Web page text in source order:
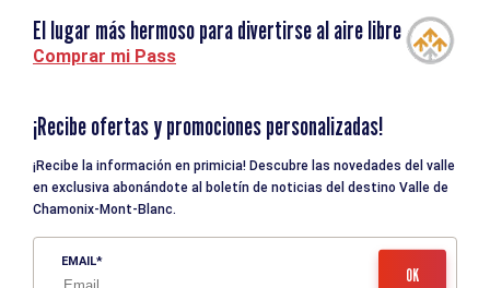
El lugar más hermoso para divertirse al aire libre
Comprar mi Pass
¡Recibe ofertas y promociones personalizadas!
¡Recibe la información en primicia! Descubre las novedades del valle
en exclusiva abonándote al boletín de noticias del destino Valle de
Chamonix-Mont-Blanc.
EMAIL